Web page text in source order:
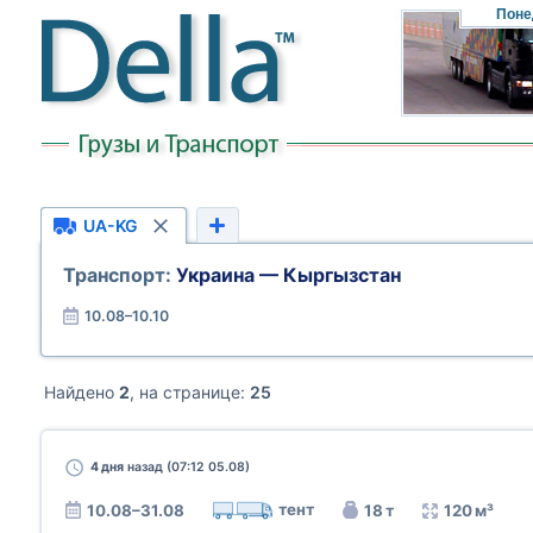
UA-KG
Транспорт: Украина — Кыргызстан
10.08–10.10
Найдено 2, на странице: 25
4 дня назад (07:12 05.08)
10.08–31.08 тент 18 т 120 м³